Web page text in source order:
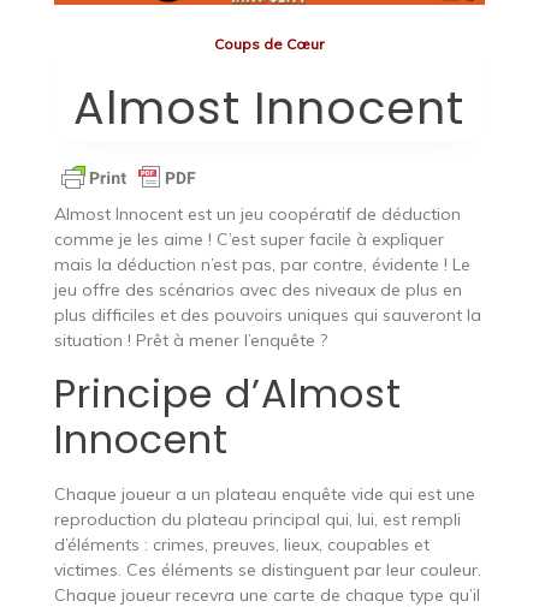
Coups de Cœur
Almost Innocent
Almost Innocent est un jeu coopératif de déduction
comme je les aime ! C’est super facile à expliquer
mais la déduction n’est pas, par contre, évidente ! Le
jeu offre des scénarios avec des niveaux de plus en
plus difficiles et des pouvoirs uniques qui sauveront la
situation ! Prêt à mener l’enquête ?
Principe d’Almost
Innocent
Chaque joueur a un plateau enquête vide qui est une
reproduction du plateau principal qui, lui, est rempli
d’éléments : crimes, preuves, lieux, coupables et
victimes. Ces éléments se distinguent par leur couleur.
Chaque joueur recevra une carte de chaque type qu’il